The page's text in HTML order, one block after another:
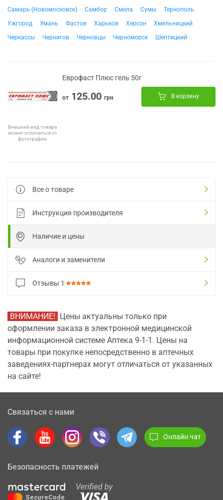
Самарь (Новомосковск)
Самбор Смела Сумы
Тернополь
Ужгород
Умань Фастов Харьков Херсон
Хмельницкий
Черкассы
Чернигов Черновцы Черноморск Шептицкий
Внешний вид товара
может отличаться от
фотографии
Еврофаст Плюс гель 50г
от 125.00 грн В корзину
Все о товаре
Инструкция производителя
Наличие и цены
Аналоги и заменители
Отзывы 1
ВНИМАНИЕ! Цены актуальны только при
оформлении заказа в электронной медицинской
информационной системе Аптека 9-1-1. Цены на
товары при покупке непосредственно в аптечных
заведениях-партнерах могут отличаться от указанных
на сайте!
Связаться с нами
Онлайн чат
Безопасность платежей